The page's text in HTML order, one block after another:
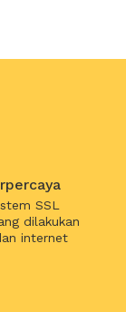
SSL
dilakukan
internet